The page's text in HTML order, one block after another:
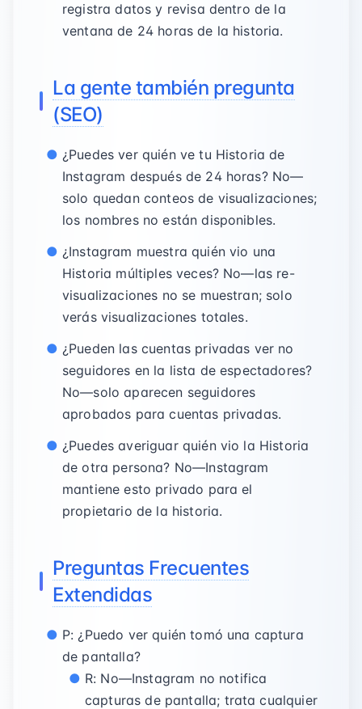
registra datos y revisa dentro de la
ventana de 24 horas de la historia.
La gente también pregunta
(SEO)
¿Puedes ver quién ve tu Historia de
Instagram después de 24 horas? No—
solo quedan conteos de visualizaciones;
los nombres no están disponibles.
¿Instagram muestra quién vio una
Historia múltiples veces? No—las re-
visualizaciones no se muestran; solo
verás visualizaciones totales.
¿Pueden las cuentas privadas ver no
seguidores en la lista de espectadores?
No—solo aparecen seguidores
aprobados para cuentas privadas.
¿Puedes averiguar quién vio la Historia
de otra persona? No—Instagram
mantiene esto privado para el
propietario de la historia.
Preguntas Frecuentes
Extendidas
P: ¿Puedo ver quién tomó una captura
de pantalla?
R: No—Instagram no notifica
capturas de pantalla; trata cualquier